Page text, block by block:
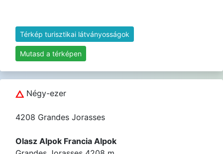
Térkép turisztikai látványosságok
Mutasd a térképen
Négy-ezer
4208 Grandes Jorasses
Olasz Alpok Francia Alpok